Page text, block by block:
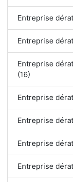
Entreprise
Entreprise
Entreprise
(16)
Entreprise
Entreprise
Entreprise
Entreprise